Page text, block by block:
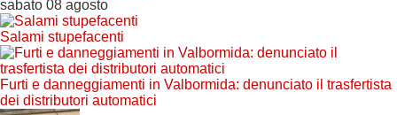
sabato 08 agosto
Salami stupefacenti
Furti e danneggiamenti in Valbormida: denunciato il trasfertista
dei distributori automatici